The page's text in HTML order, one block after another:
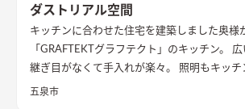
ダストリアル空間
キッチンに合わせた住宅を建築しました奥様
「GRAFTEKTグラフテクト」のキッチン。
継ぎ目がなくて手入れが楽々。 照明もキッチ
ディネート。 家全体のカラーコーディネート
五泉市